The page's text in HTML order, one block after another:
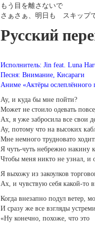
もう目を離さないで
さぁさぁ、明日も スキップ
Русский
Исполнитель: Jin feat. Luna
Песня: Внимание, Кисараги
Аниме «Актёры ослеплённого
Ау, и куда бы мне пойти?
Может не стоило одевать
Ах, я уже забросила все свои
Ау, потому что на высоких
Мне немного трудновато
Я чуть-чуть небрежно накину
Чтобы меня никто не узнал, и
Я выхожу из закоулков
Ах, и чувствую себя какой-то
Когда внезапно подул ветер,
И сразу же все взгляды
«Ну конечно, похоже, что это